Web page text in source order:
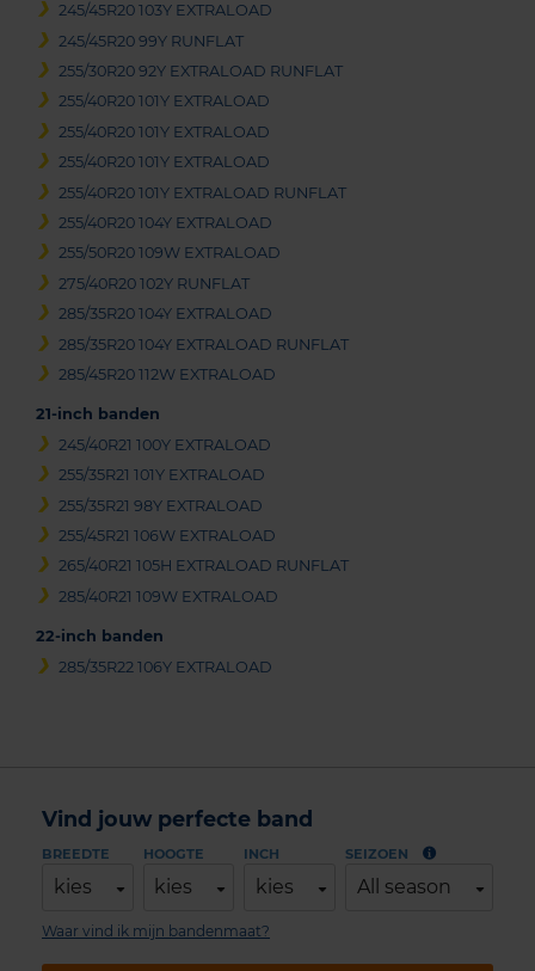
245/45R20 103Y EXTRALOAD
245/45R20 99Y RUNFLAT
255/30R20 92Y EXTRALOAD RUNFLAT
255/40R20 101Y EXTRALOAD
255/40R20 101Y EXTRALOAD
255/40R20 101Y EXTRALOAD
255/40R20 101Y EXTRALOAD RUNFLAT
255/40R20 104Y EXTRALOAD
255/50R20 109W EXTRALOAD
275/40R20 102Y RUNFLAT
285/35R20 104Y EXTRALOAD
285/35R20 104Y EXTRALOAD RUNFLAT
285/45R20 112W EXTRALOAD
21-inch banden
245/40R21 100Y EXTRALOAD
255/35R21 101Y EXTRALOAD
255/35R21 98Y EXTRALOAD
255/45R21 106W EXTRALOAD
265/40R21 105H EXTRALOAD RUNFLAT
285/40R21 109W EXTRALOAD
22-inch banden
285/35R22 106Y EXTRALOAD
Vind jouw perfecte band
BREEDTE
kies
HOOGTE
kies
INCH
kies
SEIZOEN
All season
Waar vind ik mijn bandenmaat?